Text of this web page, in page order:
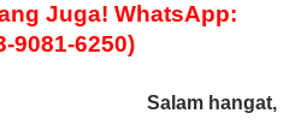
Juga! WhatsApp:
9081-6250)
Salam hangat,